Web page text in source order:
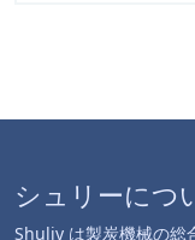
シュリーにつ
Shuliy は製炭機械の総